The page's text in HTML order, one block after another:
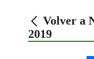
Volver a
2019